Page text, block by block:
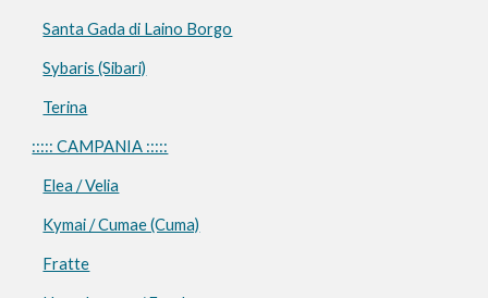
Santa Gada di Laino Borgo
Sybaris (Sibari)
Terina
::::: CAMPANIA :::::
Elea / Velia
Kymai / Cumae (Cuma)
Fratte